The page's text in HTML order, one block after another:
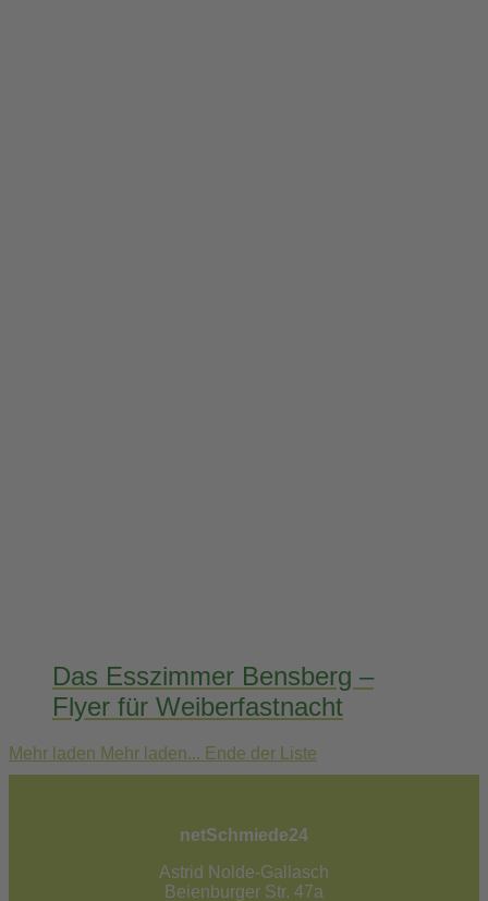
Das Esszimmer Bensberg –
Flyer für Weiberfastnacht
Mehr laden Mehr laden... Ende der Liste
netSchmiede24
Astrid Nolde-Gallasch
Beienburger Str. 47a